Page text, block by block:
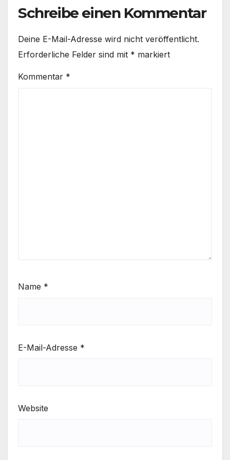
Schreibe einen Kommentar
Deine E-Mail-Adresse wird nicht veröffentlicht.
Erforderliche Felder sind mit * markiert
Kommentar *
Name *
E-Mail-Adresse *
Website